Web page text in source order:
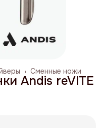
Сменные ножи
›
Andis reVITE